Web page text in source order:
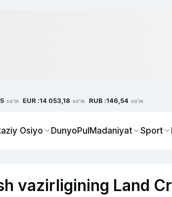
so'm EUR :14 053,18 so'm RUB :146,54 so'm
Osiyo DunyoPulMadaniyat Sport
vazirligining Land